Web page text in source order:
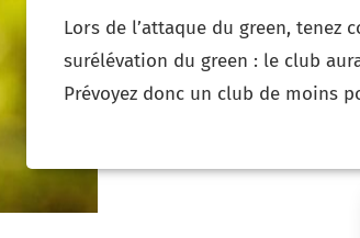
Lors de l’attaque du green, tenez
surélévation du green : le club
Prévoyez donc un club de moins